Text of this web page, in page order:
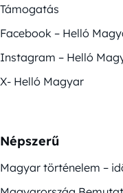
Támogatás
Facebook – Helló
Instagram – Helló
X- Helló Magyar
Népszerű
Magyar történelem –